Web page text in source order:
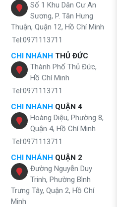
Số 1 Khu Dân Cư An
Sương, P. Tân Hưng
Thuận, Quận 12, Hồ Chí Minh
Tel:0971113711
CHI NHÁNH THỦ ĐỨC
Thành Phố Thủ Đức,
Hồ Chí Minh
Tel:0971113711
CHI NHÁNH QUẬN 4
Hoàng Diệu, Phường 8,
Quận 4, Hồ Chí Minh
Tel:0971113711
CHI NHÁNH QUẬN 2
Đường Nguyễn Duy
Trinh, Phường Bình
Trưng Tây, Quận 2, Hồ Chí
Minh